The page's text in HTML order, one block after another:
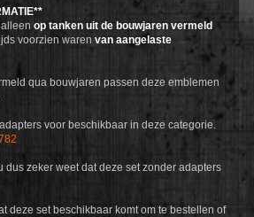
op tanken uit de bouwjaren vermeld
voorzien waren van aangelaste
qua bouwjaren passen deze emblemen
voor beschikbaar in deze categorie.
dus zeker weet dat deze set zonder adapters
deze set beschikbaar komt om te bestellen of